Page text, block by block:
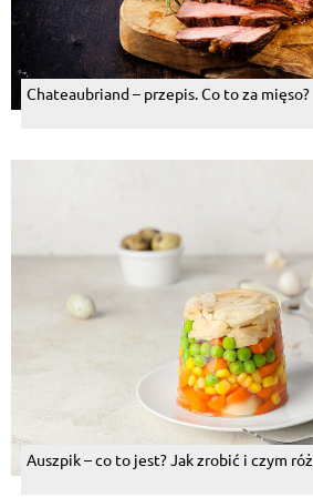
Edyta Krzykawska, 25.08.2015
kocham ten ser polecam Lazur
Urszula Krefta , 25.08.2015
Nie lubię gdy potrawa jest za bardzo
Wszystko jest rzeczą gustu :) W
cenię sobie prostotę. Niby ładne
do jedzenia mnie bynajmniej nie
Stanisław Bockenheim,
To już pieczemy rodzime buraki?
Chateaubriand – przepis. Co to za mięso?
Auszpik – co to jest? Jak zrobić i czym